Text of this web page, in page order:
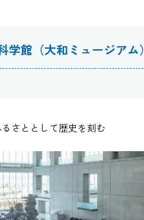
学館（大和ミュージアム）
さととして歴史を刻む